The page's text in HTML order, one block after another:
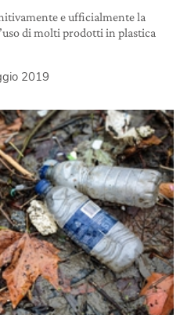
e ufficialmente la
di molti prodotti in plastica
2019